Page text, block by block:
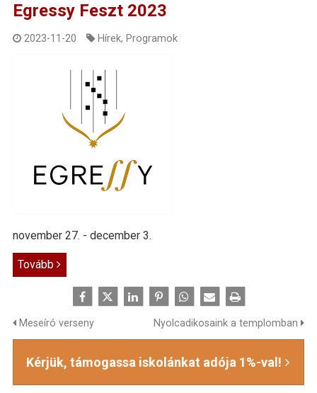
Egressy Feszt 2023
2023-11-20 Hírek, Programok
november 27. - december 3.
Tovább
Meseíró verseny Nyolcadikosaink a templomban
Kérjük, támogassa iskolánkat adója 1%-val!